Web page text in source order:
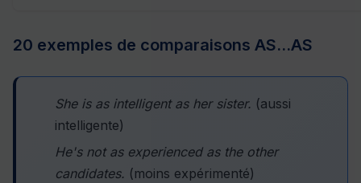
20 exemples de comparaisons AS...AS
She is as intelligent as her sister. (aussi
intelligente)
He's not as experienced as the other
candidates. (moins expérimenté)